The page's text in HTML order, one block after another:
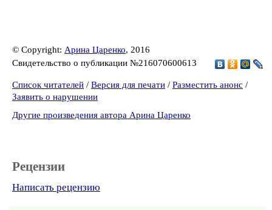
© Copyright: Арина Царенко, 2016
Свидетельство о публикации №216070600613
Список читателей / Версия для печати / Разместить анонс /
Заявить о нарушении
Другие произведения автора Арина Царенко
Рецензии
Написать рецензию